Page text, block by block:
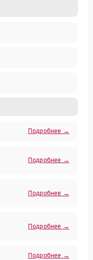
Подробнее →
Подробнее →
Подробнее →
Подробнее →
Подробнее →